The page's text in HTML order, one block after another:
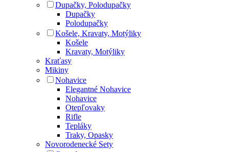
Dupačky, Polodupačky
Dupačky
Polodupačky
Košele, Kravaty, Motýliky
Košele
Kravaty, Motýliky
Kraťasy
Mikiny
Nohavice
Elegantné Nohavice
Nohavice
Otepľovaky
Rifle
Tepláky
Traky, Opasky
Novorodenecké Sety